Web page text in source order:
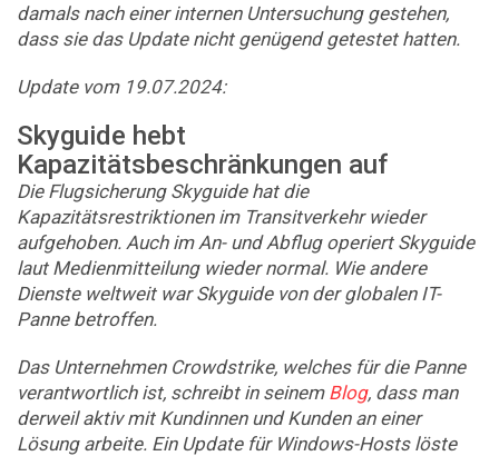
damals nach einer internen Untersuchung gestehen,
dass sie das Update nicht genügend getestet hatten.
Update vom 19.07.2024:
Skyguide hebt
Kapazitätsbeschränkungen auf
Die Flugsicherung Skyguide hat die
Kapazitätsrestriktionen im Transitverkehr wieder
aufgehoben. Auch im An- und Abflug operiert Skyguide
laut Medienmitteilung wieder normal. Wie andere
Dienste weltweit war Skyguide von der globalen IT-
Panne betroffen.
Das Unternehmen Crowdstrike, welches für die Panne
verantwortlich ist, schreibt in seinem Blog, dass man
derweil aktiv mit Kundinnen und Kunden an einer
Lösung arbeite. Ein Update für Windows-Hosts löste